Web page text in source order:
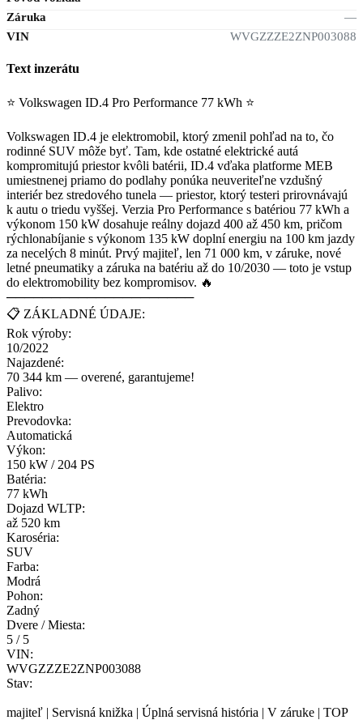
Záruka
—
VIN
WVGZZZE2ZNP003088
Text inzerátu
⭐ Volkswagen ID.4 Pro Performance 77 kWh ⭐
Volkswagen ID.4 je elektromobil, ktorý zmenil pohľad na to, čo
rodinné SUV môže byť. Tam, kde ostatné elektrické autá
kompromitujú priestor kvôli batérii, ID.4 vďaka platforme MEB
umiestnenej priamo do podlahy ponúka neuveriteľne vzdušný
interiér bez stredového tunela — priestor, ktorý testeri prirovnávajú
k autu o triedu vyššej. Verzia Pro Performance s batériou 77 kWh a
výkonom 150 kW dosahuje reálny dojazd 400 až 450 km, pričom
rýchlonabíjanie s výkonom 135 kW doplní energiu na 100 km jazdy
za necelých 8 minút. Prvý majiteľ, len 71 000 km, v záruke, nové
letné pneumatiky a záruka na batériu až do 10/2030 — toto je vstup
do elektromobility bez kompromisov. 🔥
─────────────────────
📋 ZÁKLADNÉ ÚDAJE:
Rok výroby:
10/2022
Najazdené:
70 344 km — overené, garantujeme!
Palivo:
Elektro
Prevodovka:
Automatická
Výkon:
150 kW / 204 PS
Batéria:
77 kWh
Dojazd WLTP:
až 520 km
Karoséria:
SUV
Farba:
Modrá
Pohon:
Zadný
Dvere / Miesta:
5 / 5
VIN:
WVGZZZE2ZNP003088
Stav:
majiteľ | Servisná knižka | Úplná servisná história | V záruke | TOP